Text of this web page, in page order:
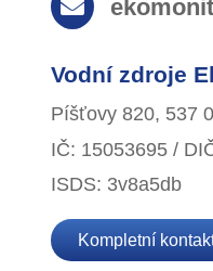
Vodní zdroje
Píšťovy 820, 537
IČ: 15053695 /
ISDS: 3v8a5db
Kompletní